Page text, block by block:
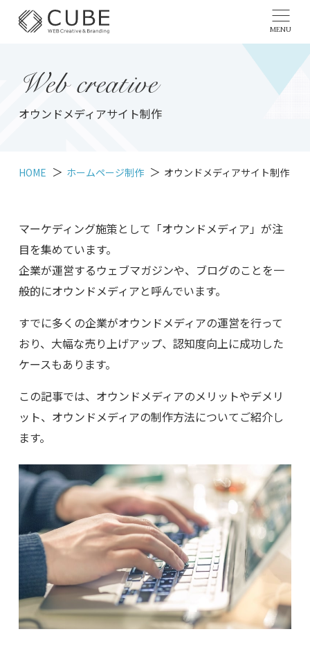
MENU
Web creative
オウンドメディアサイト制作
HOME ホームページ制作 オウンドメディアサイト制作
マーケディング施策として「オウンドメディア」が注
目を集めています。
企業が運営するウェブマガジンや、ブログのことを一
般的にオウンドメディアと呼んでいます。
すでに多くの企業がオウンドメディアの運営を行って
おり、大幅な売り上げアップ、認知度向上に成功した
ケースもあります。
この記事では、オウンドメディアのメリットやデメリ
ット、オウンドメディアの制作方法についてご紹介し
ます。